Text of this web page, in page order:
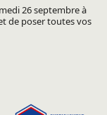
26 septembre à
de poser toutes vos